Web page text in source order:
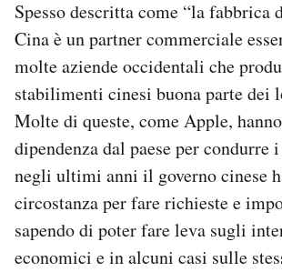
Spesso descritta come “la fabbrica
Cina è un partner commerciale
molte aziende occidentali che
stabilimenti cinesi buona parte dei
Molte di queste, come Apple,
dipendenza dal paese per condurre
negli ultimi anni il governo cinese
circostanza per fare richieste e
sapendo di poter fare leva sugli
economici e in alcuni casi sulle